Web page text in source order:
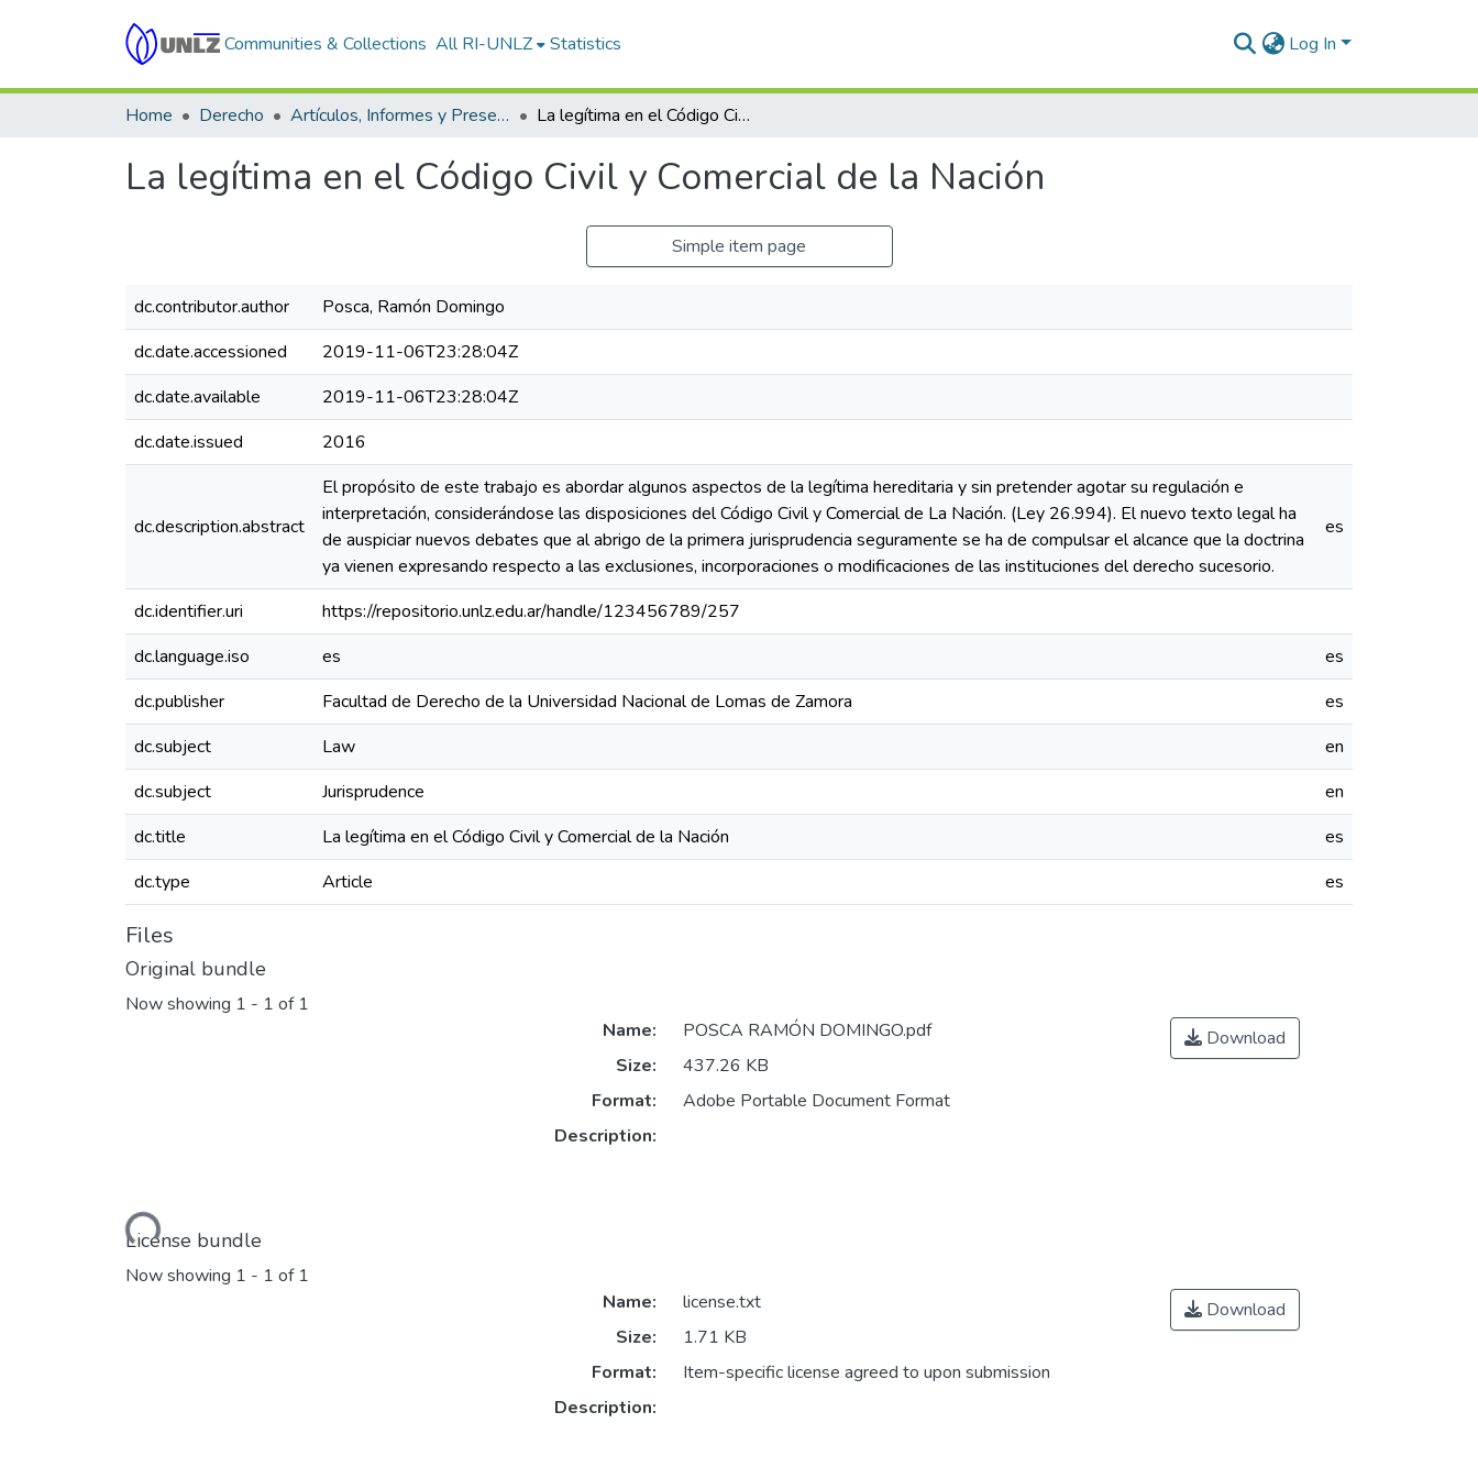
Communities & Collections All RI-UNLZ Statistics Log In
Home Derecho Artículos, Informes y Presentaciones en Congresos La legítima en el Código Civil y Comercial de la Nación
La legítima en el Código Civil y Comercial de la Nación
Simple item page
dc.contributor.author
Posca, Ramón Domingo
dc.date.accessioned
2019-11-06T23:28:04Z
dc.date.available
2019-11-06T23:28:04Z
dc.date.issued
2016
dc.description.abstract
El propósito de este trabajo es abordar algunos aspectos de la legítima hereditaria y sin pretender agotar su regulación e
interpretación, considerándose las disposiciones del Código Civil y Comercial de La Nación. (Ley 26.994). El nuevo texto legal ha
de auspiciar nuevos debates que al abrigo de la primera jurisprudencia seguramente se ha de compulsar el alcance que la doctrina
ya vienen expresando respecto a las exclusiones, incorporaciones o modificaciones de las instituciones del derecho sucesorio.
es
dc.identifier.uri
https://repositorio.unlz.edu.ar/handle/123456789/257
dc.language.iso
es
es
dc.publisher
Facultad de Derecho de la Universidad Nacional de Lomas de Zamora
es
dc.subject
Law
en
dc.subject
Jurisprudence
en
dc.title
La legítima en el Código Civil y Comercial de la Nación
es
dc.type
Article es
Files
Original bundle
Now showing 1 - 1 of 1
Loading...
Name:
POSCA RAMÓN DOMINGO.pdf
Size:
437.26 KB
Format:
Adobe Portable Document Format
Description:
Download
License bundle
Now showing 1 - 1 of 1
Name:
license.txt
Size:
1.71 KB
Format:
Item-specific license agreed to upon submission
Description:
Download